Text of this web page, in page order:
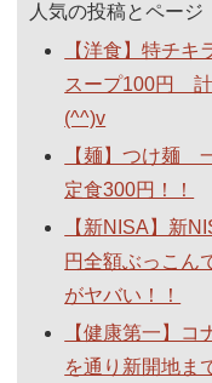
人気の投稿とページ
【洋食】特チ
スープ100円 計
(^^)v
【麺】つけ麺
定食300円！！
【新NISA】新
円全額ぶっこん
がヤバい！！
【健康第一】
を通り新開地ま